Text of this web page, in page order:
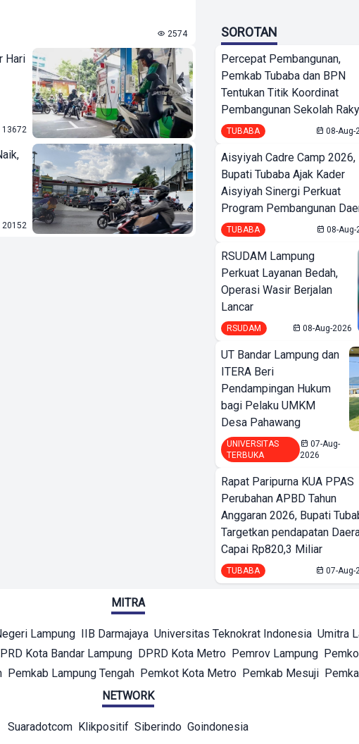
2574
Hari
13672
20152
SOROTAN
Percepat Pembangunan,
Pemkab Tubaba dan BPN
Tentukan Titik Koordinat
Pembangunan Sekolah
TUBABA 08-Aug-
Aisyiyah Cadre Camp 2026,
Bupati Tubaba Ajak Kader
Aisyiyah Sinergi Perkuat
Program Pembangunan
TUBABA 08-Aug-
RSUDAM Lampung
Perkuat Layanan Bedah,
Operasi Wasir Berjalan
Lancar
RSUDAM 08-Aug-2026
UT Bandar Lampung dan
ITERA Beri
Pendampingan Hukum
bagi Pelaku UMKM
Desa Pahawang
UNIVERSITAS
TERBUKA
07-Aug-
2026
Rapat Paripurna KUA PPAS
Perubahan APBD Tahun
Anggaran 2026, Bupati
Targetkan pendapatan
Capai Rp820,3 Miliar
TUBABA 07-Aug-
MITRA
Lampung IIB Darmajaya Universitas Teknokrat Indonesia Umitra
Kota Bandar Lampung DPRD Kota Metro Pemrov Lampung
Pemkab Lampung Tengah Pemkot Kota Metro Pemkab Mesuji
NETWORK
Suaradotcom Klikpositif Siberindo Goindonesia